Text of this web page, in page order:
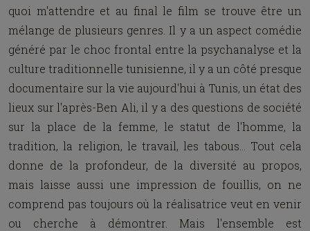
quoi m'attendre et au final le film se trouve être un
mélange de plusieurs genres. Il y a un aspect comédie
généré par le choc frontal entre la psychanalyse et la
culture traditionnelle tunisienne, il y a un côté presque
documentaire sur la vie aujourd'hui à Tunis, un état des
lieux sur l'après-Ben Ali, il y a des questions de société
sur la place de la femme, le statut de l'homme, la
tradition, la religion, le travail, les tabous... Tout cela
donne de la profondeur, de la diversité au propos,
mais laisse aussi une impression de fouillis, on ne
comprend pas toujours où la réalisatrice veut en venir
ou cherche à démontrer. Mais l'ensemble est